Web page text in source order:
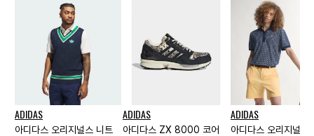
ADIDAS
아디다스 오리지널스 니트
ADIDAS
아디다스 ZX 8000 코어
ADIDAS
아디다스 오리지널스